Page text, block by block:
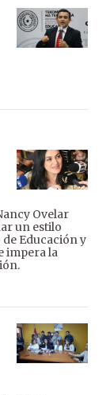
Ovelar
un estilo
Educación y
impera la